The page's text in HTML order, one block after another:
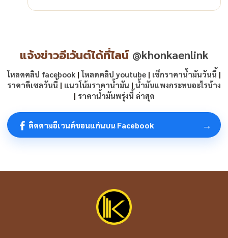
แจ้งข่าวอีเว้นต์ได้ที่ไลน์ @khonkaenlink
โหลดคลิป facebook |โหลดคลิป youtube | เช็กราคาน้ำมันวันนี้ |
ราคาดีเซลวันนี้ | แนวโน้มราคาน้ำมัน | น้ำมันแพงกระทบอะไรบ้าง
| ราคาน้ำมันพรุ่งนี้ ล่าสุด
ติดตามอีเวนต์ขอนแก่นบน Facebook →